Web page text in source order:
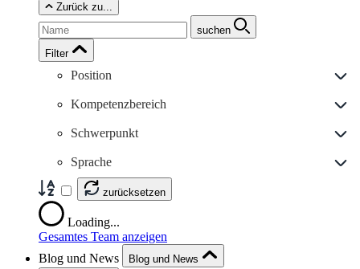
Zurück zu...
suchen
Filter
Position
Kompetenzbereich
Schwerpunkt
Sprache
zurücksetzen
Loading...
Gesamtes Team anzeigen
Blog und News
Blog und News